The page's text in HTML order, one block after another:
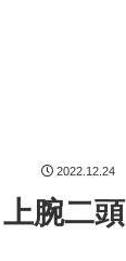
2022.12.24
腕二頭